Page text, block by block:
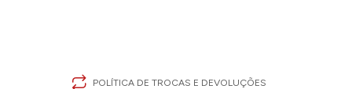
POLÍTICA DE TROCAS E DEVOLUÇÕES